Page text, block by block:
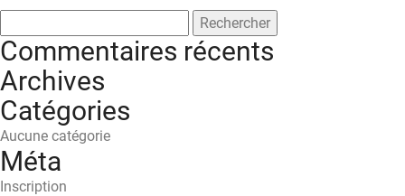
Commentaires récents
Archives
Catégories
Aucune catégorie
Méta
Inscription